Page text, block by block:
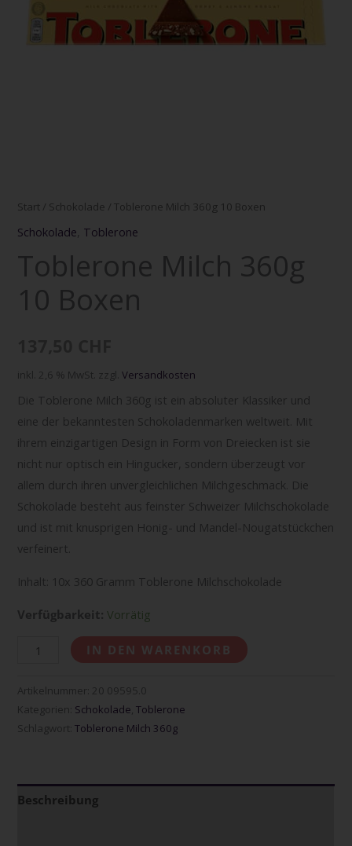
Start / Schokolade / Toblerone Milch 360g 10 Boxen
Schokolade Toblerone
Toblerone Milch 360g
10 Boxen
inkl. 2,6 % MwSt. zzgl.Versandkosten
Die Toblerone Milch 360g ist ein absoluter Klassiker und
eine der bekanntesten Schokoladenmarken weltweit. Mit
ihrem einzigartigen Design in Form von Dreiecken ist sie
nicht nur optisch ein Hingucker, sondern überzeugt vor
allem durch ihren unvergleichlichen Milchgeschmack. Die
Schokolade besteht aus feinster Schweizer Milchschokolade
und ist mit knusprigen Honig- und Mandel-Nougatstückchen
verfeinert.
Inhalt: 10x 360 Gramm Toblerone Milchschokolade
Verfügbarkeit: Vorrätig
IN DEN WARENKORB
Artikelnummer: 20 09595.0
Kategorien: Schokolade ,Toblerone
Schlagwort:Toblerone Milch 360g
Beschreibung